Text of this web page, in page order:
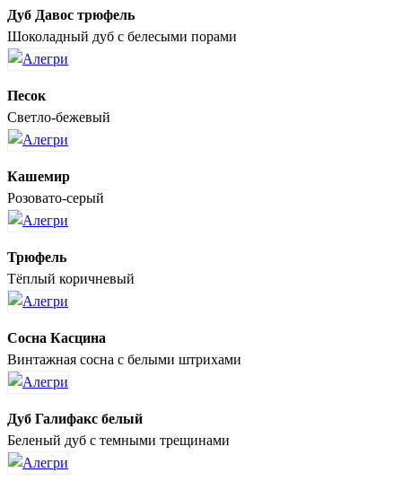
Дуб Давос трюфель
Шоколадный дуб с белесыми порами
Песок
Светло-бежевый
Кашемир
Розовато-серый
Трюфель
Тёплый коричневый
Сосна Касцина
Винтажная сосна с белыми штрихами
Дуб Галифакс белый
Беленый дуб с темными трещинами